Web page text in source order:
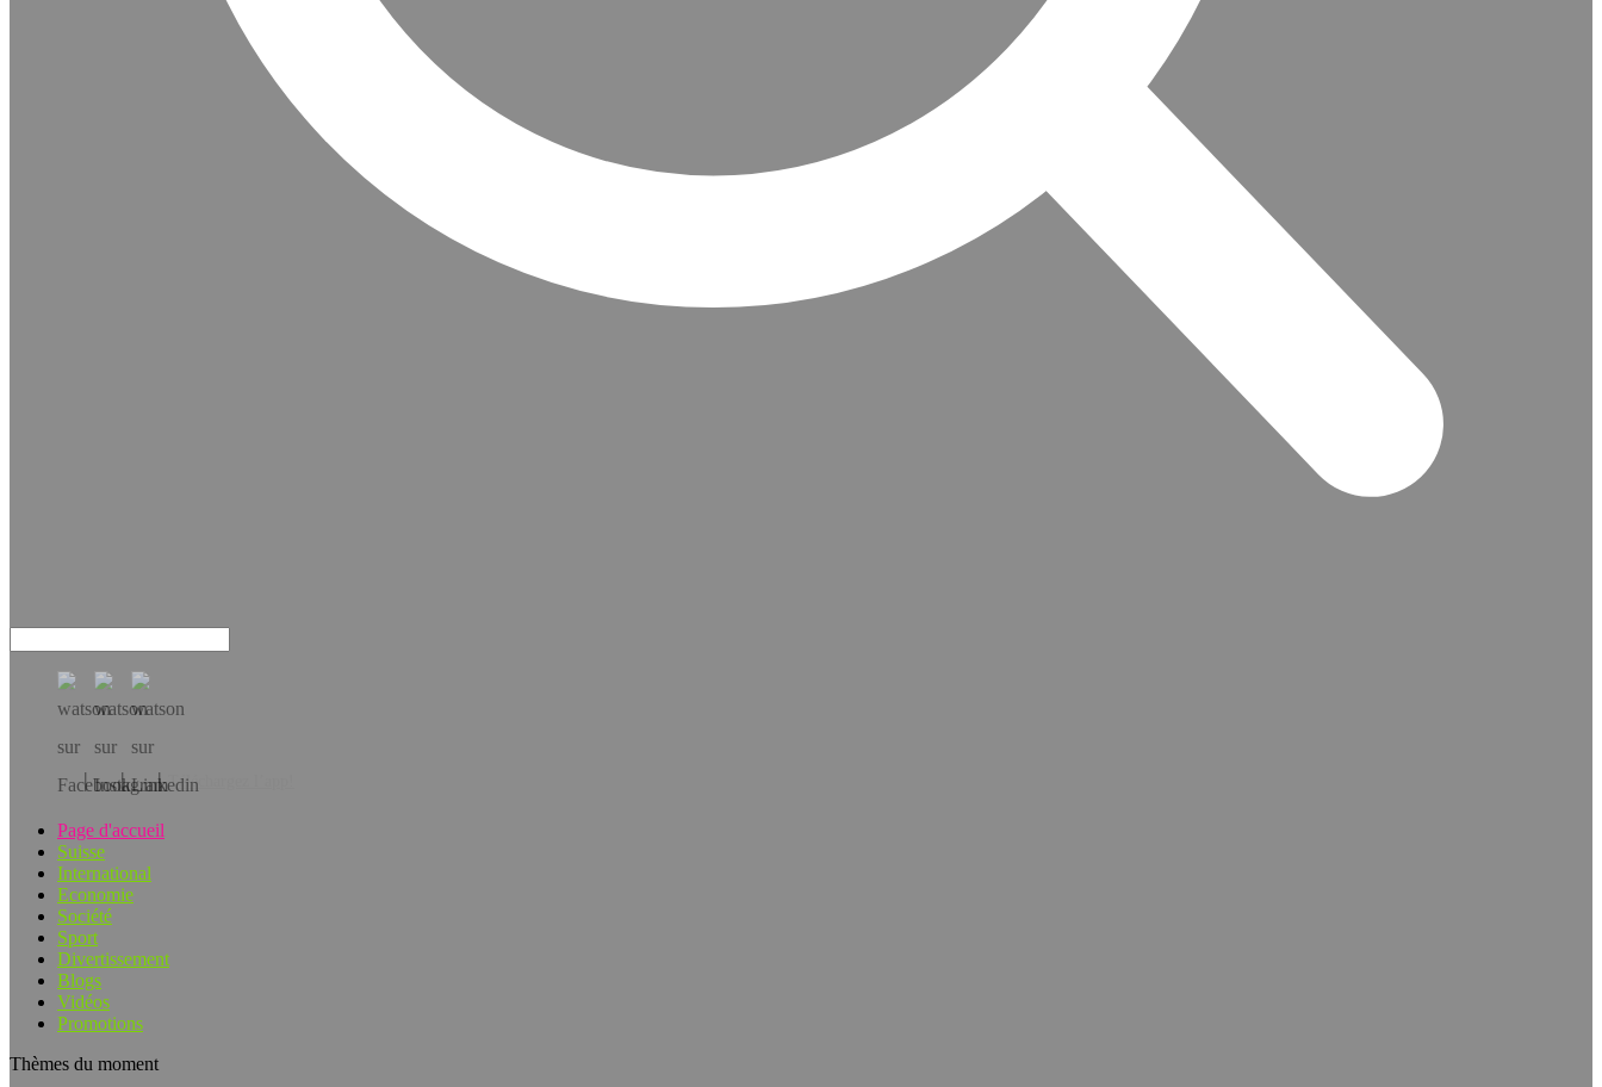
Téléchargez l’app!
Page d'accueil
Suisse
International
Economie
Société
Sport
Divertissement
Blogs
Vidéos
Promotions
Thèmes du moment